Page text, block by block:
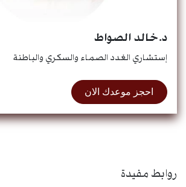
د.خالد الصواط
إستشاري الغدد الصماء والسكري والباطنة
احجز موعدك الان
روابط مفيدة